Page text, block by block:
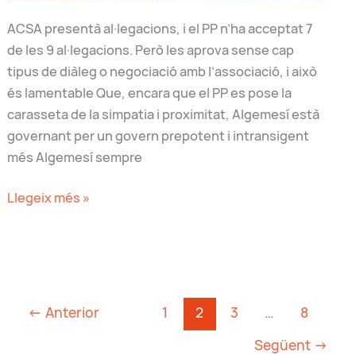
ACSA presentà al·legacions, i el PP n’ha acceptat 7
de les 9 al·legacions. Però les aprova sense cap
tipus de diàleg o negociació amb l’associació, i això
és lamentable Que, encara que el PP es pose la
carasseta de la simpatia i proximitat, Algemesí està
governant per un govern prepotent i intransigent
més Algemesí sempre
El
Llegeix més »
← Anterior 1 2 3 …
8
Següent →